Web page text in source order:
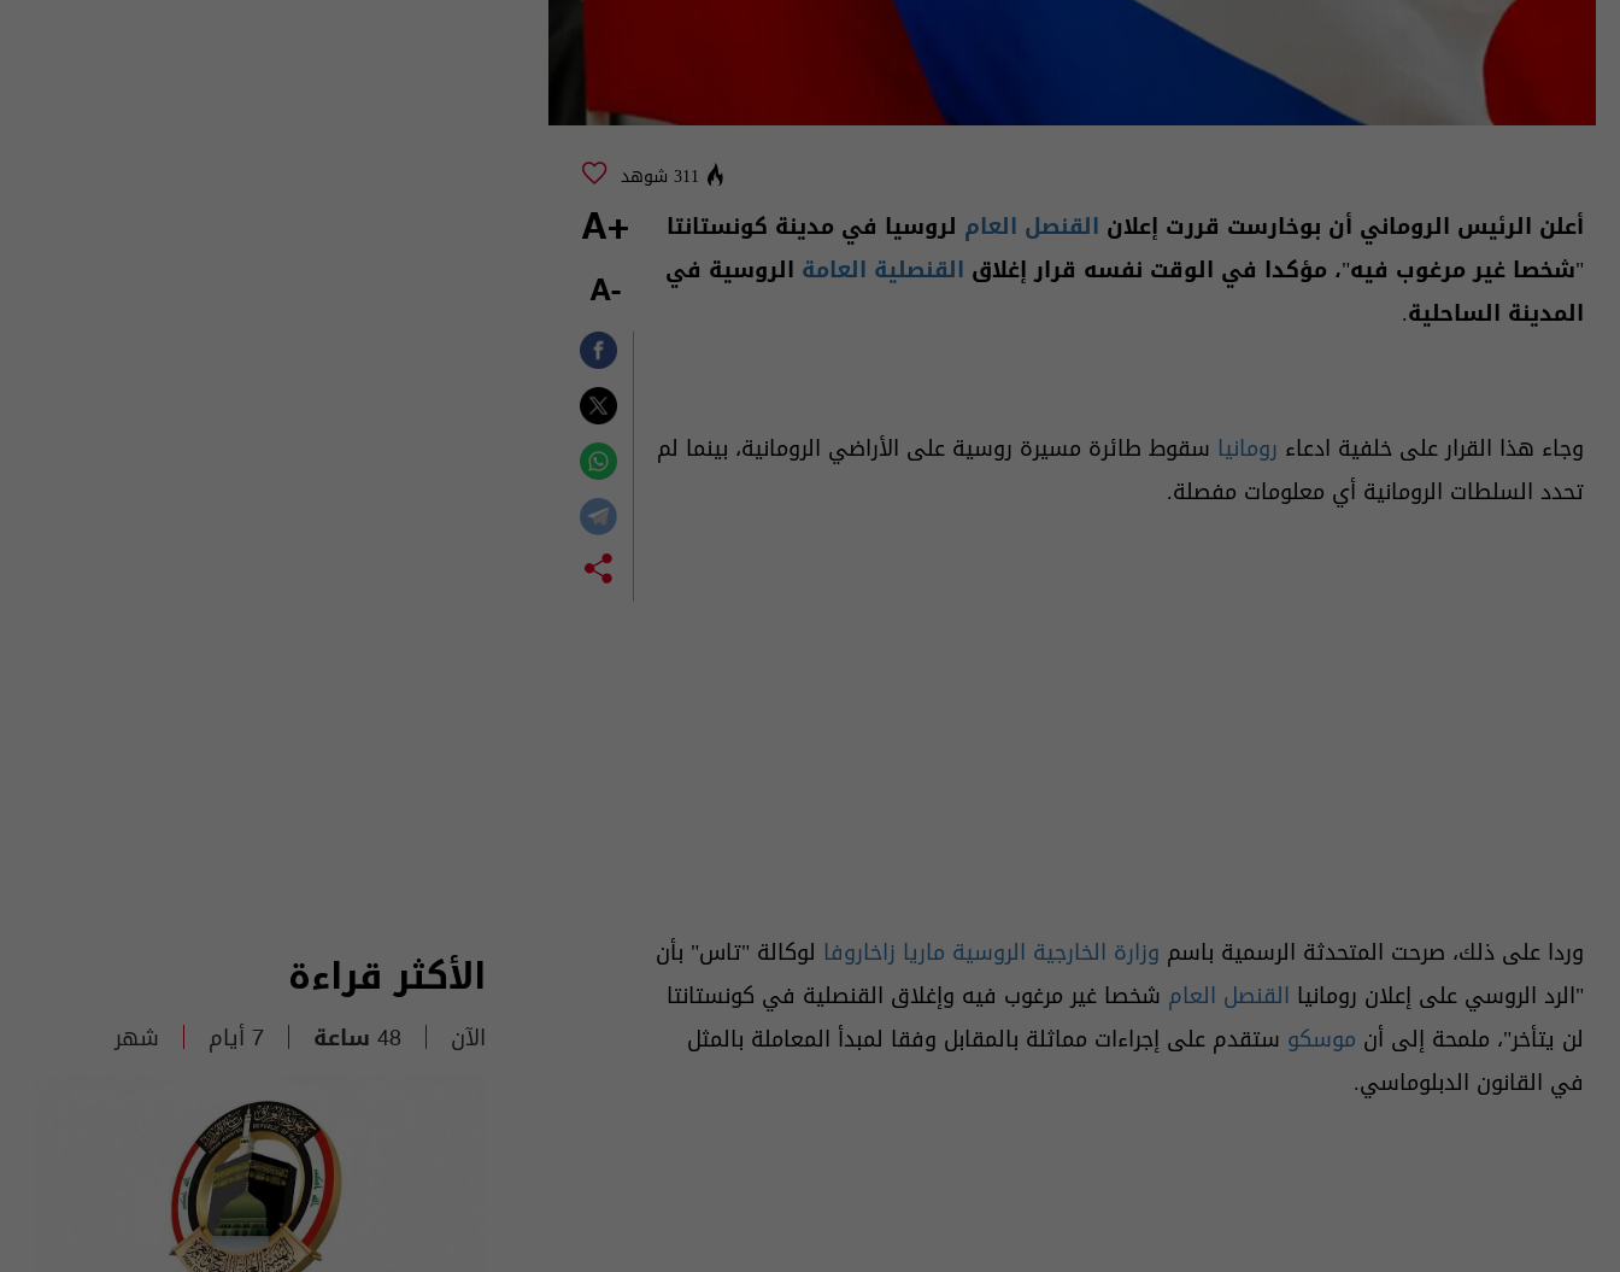
311 شوهد
أعلن الرئيس الروماني أن بوخارست قررت إعلان القنصل العام لروسيا في مدينة كونستانتا
"شخصا غير مرغوب فيه"، مؤكدا في الوقت نفسه قرار إغلاق القنصلية العامة الروسية في
المدينة الساحلية.
وجاء هذا القرار على خلفية ادعاء رومانيا سقوط طائرة مسيرة روسية على الأراضي الرومانية، بينما لم
تحدد السلطات الرومانية أي معلومات مفصلة.
وردا على ذلك، صرحت المتحدثة الرسمية باسم وزارة الخارجية الروسية ماريا زاخاروفا لوكالة "تاس" بأن
"الرد الروسي على إعلان رومانيا القنصل العام شخصا غير مرغوب فيه وإغلاق القنصلية في كونستانتا
لن يتأخر"، ملمحة إلى أن موسكو ستقدم على إجراءات مماثلة بالمقابل وفقا لمبدأ المعاملة بالمثل
في القانون الدبلوماسي.
+A
-A
الأكثر قراءة
الآن 48 ساعة 7 أيام شهر